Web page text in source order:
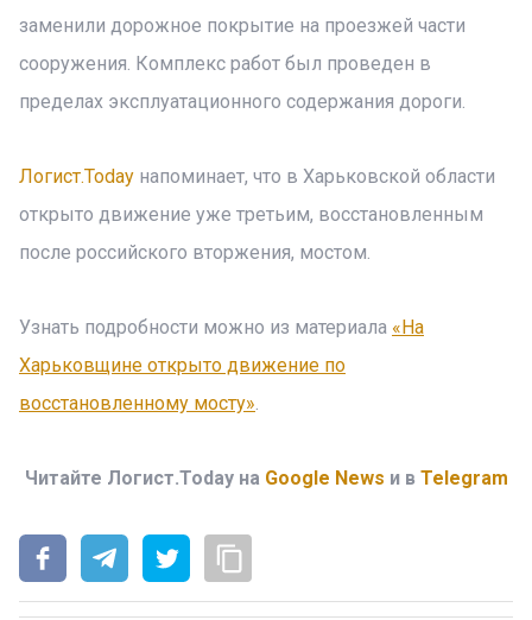
заменили дорожное покрытие на проезжей части
сооружения. Комплекс работ был проведен в
пределах эксплуатационного содержания дороги.
Логист.Today напоминает, что в Харьковской области
открыто движение уже третьим, восстановленным
после российского вторжения, мостом.
Узнать подробности можно из материала «На
Харьковщине открыто движение по
восстановленному мосту».
Читайте Логист.Today на Google News и в Telegram